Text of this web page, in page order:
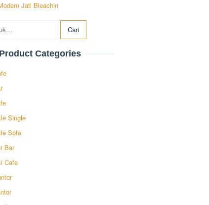
Jati Bleachin
Cari
Product Categories
Single
Sofa
Bar
Cafe